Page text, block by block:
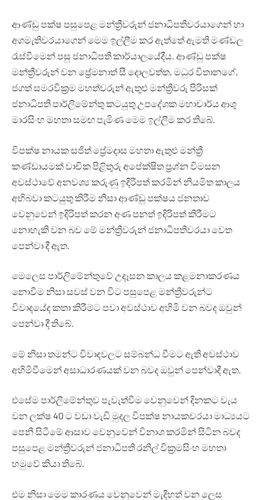
ආණ්ඩු පක්ෂ පසුපෙළ මන්ත්‍රීවරුන් ජනාධිපතිවරයාගෙන් හා
අගමැතිවරයාගෙන් මෙම ඉල්ලීම කර ඇත්තේ ඇමති මණ්ඩල
රැස්වීමෙන් පසු ජනාධිපති කාර්යාලයේදීය. ආණ්ඩු පක්ෂ
මන්ත්‍රීවරුන් වන ප්‍රේමනාත් සී දොලවත්ත, මධුර විතානගේ,
ජගත් සමරවික්‍රම මහත්වරුන් ඇතුළු මන්ත්‍රීවරු පිරිසක්
ජනාධිපති පාර්ලිමේන්තු කටයුතු උපදේශක මහාචාර්ය ආශු
මාරසිංහ මහතා සමඟ පැමිණ මෙම ඉල්ලීම කර තිබේ.
විපක්ෂ නායක සජිත් ප්‍රේමදාස මහතා ඇතුළු මන්ත්‍රී
කණ්ඩායමක් වාචික පිළිතුරු අපේක්ෂිත ප්‍රශ්න විමසන
අවස්ථාවේ අනවශ්‍ය කරුණු ඉදිරිපත් කරමින් නියමිත කාලය
අභිබවා කටයුතු කිරීම නිසා ආණ්ඩු පක්ෂය ජනතාව
වෙනුවෙන් ඉදිරිපත් කරන අණ පනත් ඉදිරිපත් කිරීමට
නොහැකි වන බව මේ මන්ත්‍රීවරුන් ජනාධිපතිවරයා වෙත
පෙන්වා දී ඇත.
මෙලෙස පාර්ලිමේන්තුවේ උදෑසන කාලය කළමනාකරණය
නොවීම නිසා සවස් වන විට පසුපෙළ මන්ත්‍රීවරුන්ට
විවාදයේද කතා කිරීමට පවා අවස්ථාව අහිමි වන බවද ඔවුන්
පෙන්වා දී තිබේ.
මේ නිසා තමන්ට විවාදවලට සම්බන්ධ වීමට ඇති අවස්ථාව
අහිමිවීමෙන් අසාධාරණයක් වන බවද ඔවුන් පෙන්වාදී ඇත.
එසේම පාර්ලිමේන්තුව පැවැත්වීම වෙනුවෙන් දිනකට වැය
වන ලක්ෂ 40 ට වඩා වැඩි මුදල විපක්ෂ නායකවරයා මාධ්‍යයට
පෙනී සිටීමේ ආසාව වෙනුවෙන් විනාශ කරමින් සිටින බවද
පසුපෙළ මන්ත්‍රීවරුන් ජනාධිපති රනිල් වික්‍රමසිංහ මහතා
හමුවේ කියා තිබේ.
එම නිසා මෙම කාරණය වෙනුවෙන් මැදිහත් වන ලෙස